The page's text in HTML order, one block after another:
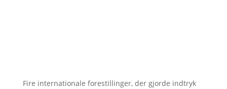
Fire internationale forestillinger, der gjorde indtryk